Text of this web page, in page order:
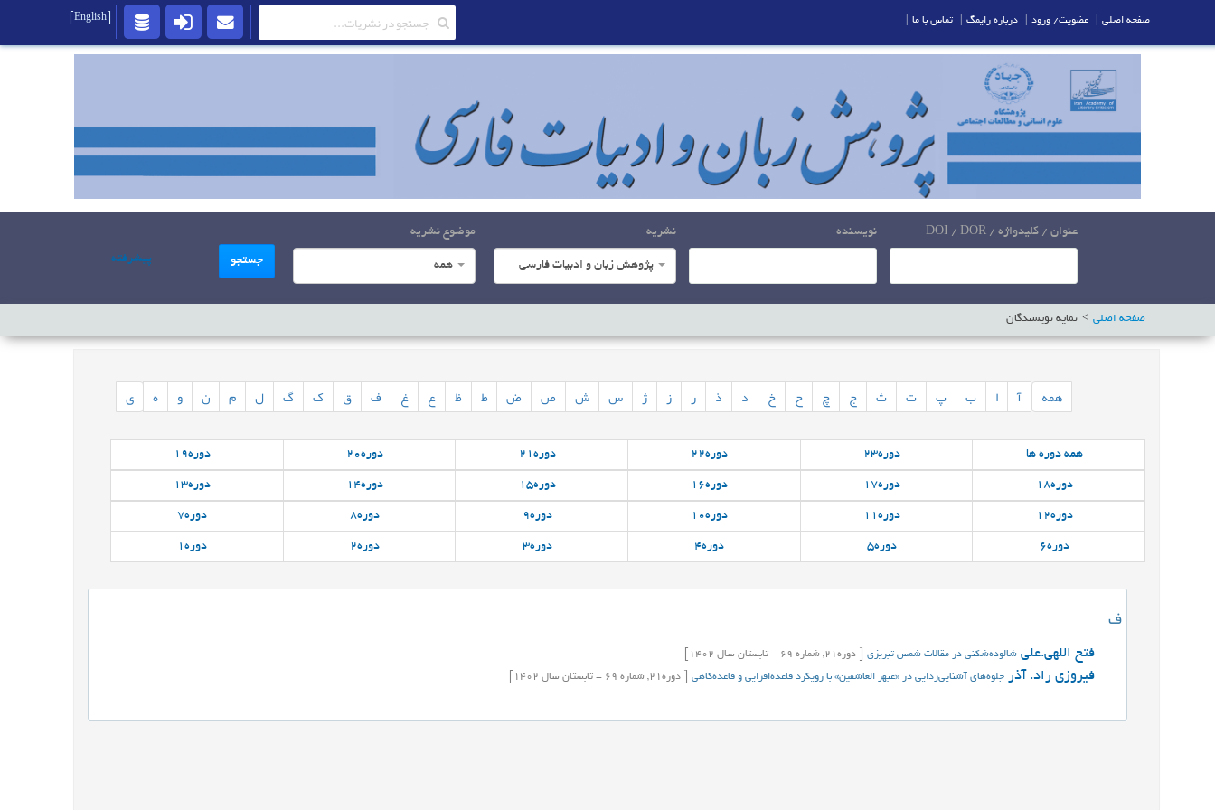
عنوان / کلیدواژه / DOI / DOR نویسنده نشریه
پژوهش زبان و ادبیات فارسی
موضوع نشریه
همه جستجو پیشرفته
صفحه اصلی نمایه نویسندگان
همه آ ا ب پ ت ث ج چ ح خ د ذ ر ز ژ س ش ص ض ط ظ ع غ ف ق ک گ ل م ن و ه ی
همه دوره ها دوره23 دوره22 دوره 21 دوره20 دوره19
دوره18 دوره17 دوره16 دوره15 دوره14 دوره13
دوره12 دوره11 دوره10 دوره9 دوره8 دوره7
دوره6 دوره5 دوره4 دوره3 دوره2 دوره1
ف
فتح اللهی.علی شالوده‌شکنی در مقالات شمس تبریزی دوره21, شماره - تابستان سال
فیروزی راد. آذر جلوه‌های آشنایی‌زدایی در «عبهر العاشقین» با رویکرد قاعده‌افزایی و قاعده‌کاهی دوره21, شماره - تابستان سال
صفحه اصلی عضویت/ ورود درباره رایمگ تماس با ما